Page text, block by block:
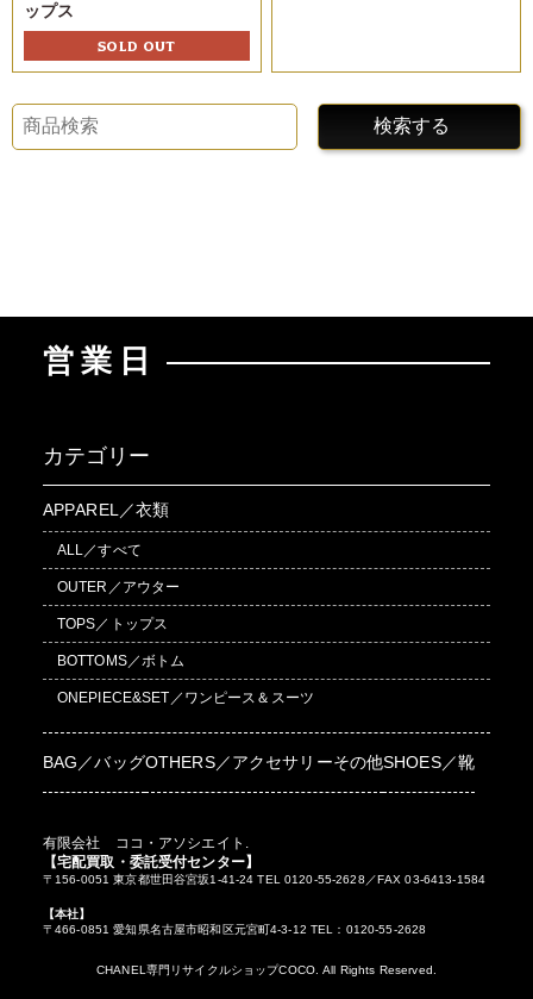
ップス
SOLD OUT
検索する
営業日
カテゴリー
APPAREL／衣類
ALL／すべて
OUTER／アウター
TOPS／トップス
BOTTOMS／ボトム
ONEPIECE&SET／ワンピース＆スーツ
BAG／バッグOTHERS／アクセサリーその他SHOES／靴
有限会社 ココ・アソシエイト.
【宅配買取・委託受付センター】
〒156-0051 東京都世田谷宮坂1-41-24 TEL 0120-55-2628／FAX 03-6413-1584
【本社】
〒466-0851 愛知県名古屋市昭和区元宮町4-3-12 TEL：0120-55-2628
CHANEL専門リサイクルショップCOCO. All Rights Reserved.